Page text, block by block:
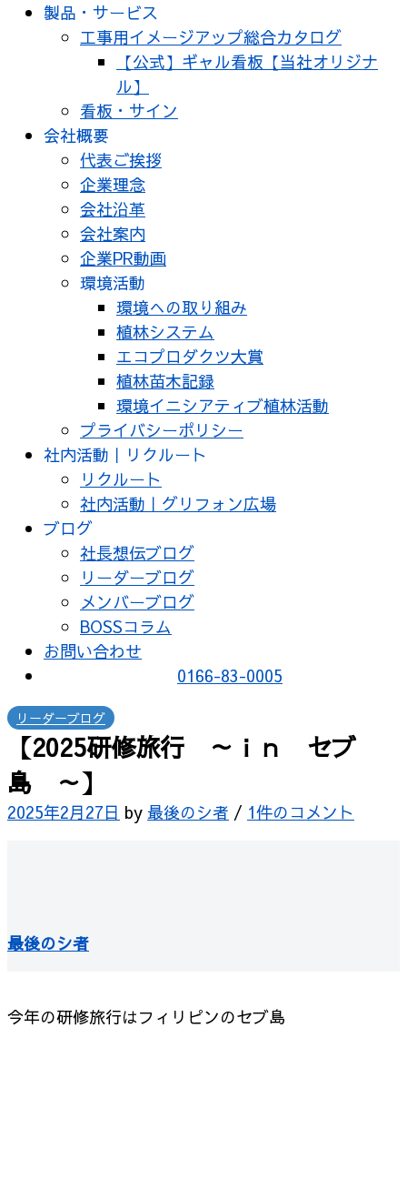
製品・サービス
工事用イメージアップ総合カタログ
【公式】ギャル看板【当社オリジナ
ル】
看板・サイン
会社概要
代表ご挨拶
企業理念
会社沿革
会社案内
企業PR動画
環境活動
環境への取り組み
植林システム
エコプロダクツ大賞
植林苗木記録
環境イニシアティブ植林活動
プライバシーポリシー
社内活動｜リクルート
リクルート
社内活動｜グリフォン広場
ブログ
社長想伝ブログ
リーダーブログ
メンバーブログ
BOSSコラム
お問い合わせ
0166-83-0005
リーダーブログ
【2025研修旅行 ～ｉｎ セブ
島 ～】
2025年2月27日 by 最後のシ者 / 1件のコメント
最後のシ者
今年の研修旅行はフィリピンのセブ島